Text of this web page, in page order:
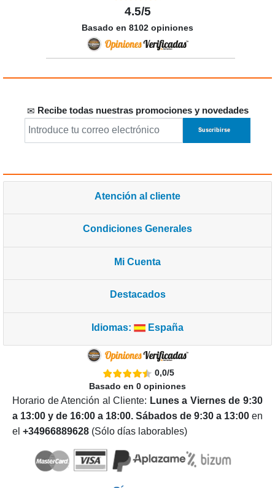
4.5/5
Basado en 8102 opiniones
Recibe todas nuestras promociones y novedades
Atención al cliente
Condiciones Generales
Mi Cuenta
Destacados
Idiomas: España
0,0/5
Basado en 0 opiniones
Horario de Atención al Cliente: Lunes a Viernes de 9:30
a 13:00 y de 16:00 a 18:00. Sábados de 9:30 a 13:00 en
el +34966889628 (Sólo días laborables)